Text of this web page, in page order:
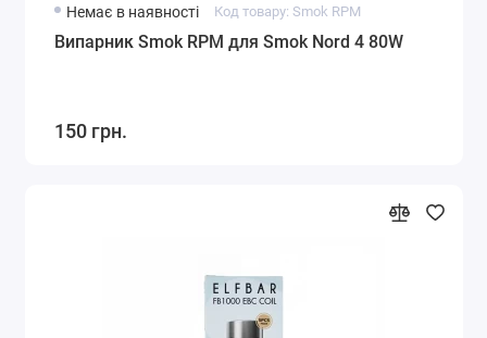
Немає в наявності Код товару: Smok RPM
Випарник Smok RPM для Smok Nord 4 80W
150 грн.